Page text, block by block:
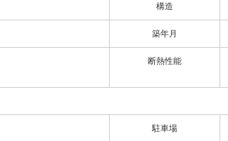
構造
築年月
断熱性能
駐車場